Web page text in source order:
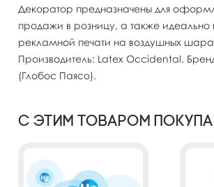
Декоратор предназначены для
продажи в розницу, а также идеально
рекламной печати на воздушных
Производитель: Latex Occidental.
(Глобос Паясо).
С этим товаром